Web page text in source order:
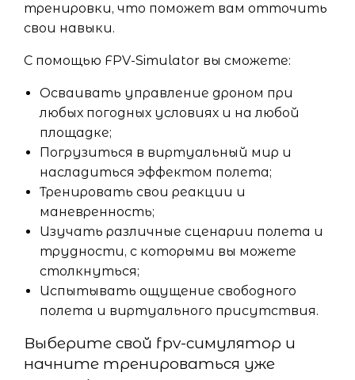
тренировки, что поможет вам отточить
свои навыки.
С помощью FPV-Simulator вы сможете:
Осваивать управление дроном при
любых погодных условиях и на любой
площадке;
Погрузиться в виртуальный мир и
насладиться эффектом полета;
Тренировать свои реакции и
маневренность;
Изучать различные сценарии полета и
трудности, с которыми вы можете
столкнуться;
Испытывать ощущение свободного
полета и виртуального присутствия.
Выберите свой fpv-симулятор и
начните тренироваться уже